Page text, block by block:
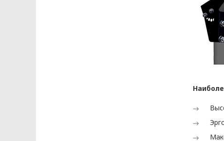
Общество с ограниченной